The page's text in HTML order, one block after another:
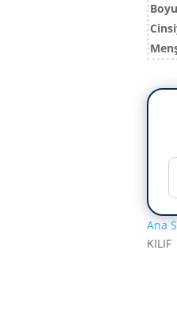
Ana
KILIF